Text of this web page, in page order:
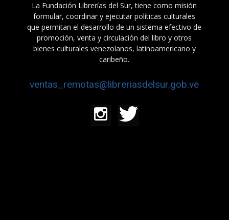
La Fundación Librerías del Sur, tiene como misión
formular, coordinar y ejecutar políticas culturales
que permitan el desarrollo de un sistema efectivo de
promoción, venta y circulación del libro y otros
bienes culturales venezolanos, latinoamericano y
caribeño.
ventas_remotas@libreriasdelsur.gob.ve